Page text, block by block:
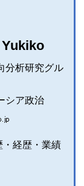
析研究グル
シア政治
・経歴・業績